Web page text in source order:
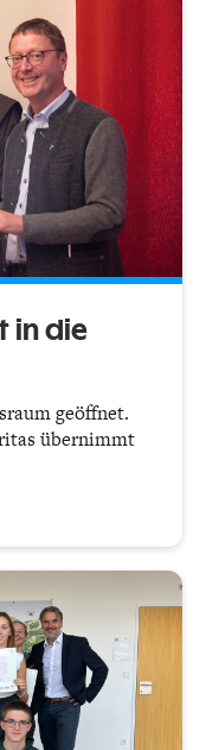
in die
geöffnet.
übernimmt